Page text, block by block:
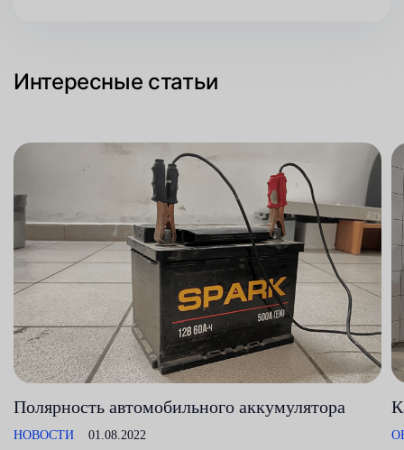
Интересные статьи
Полярность автомобильного аккумулятора
НОВОСТИ 01.08.2022